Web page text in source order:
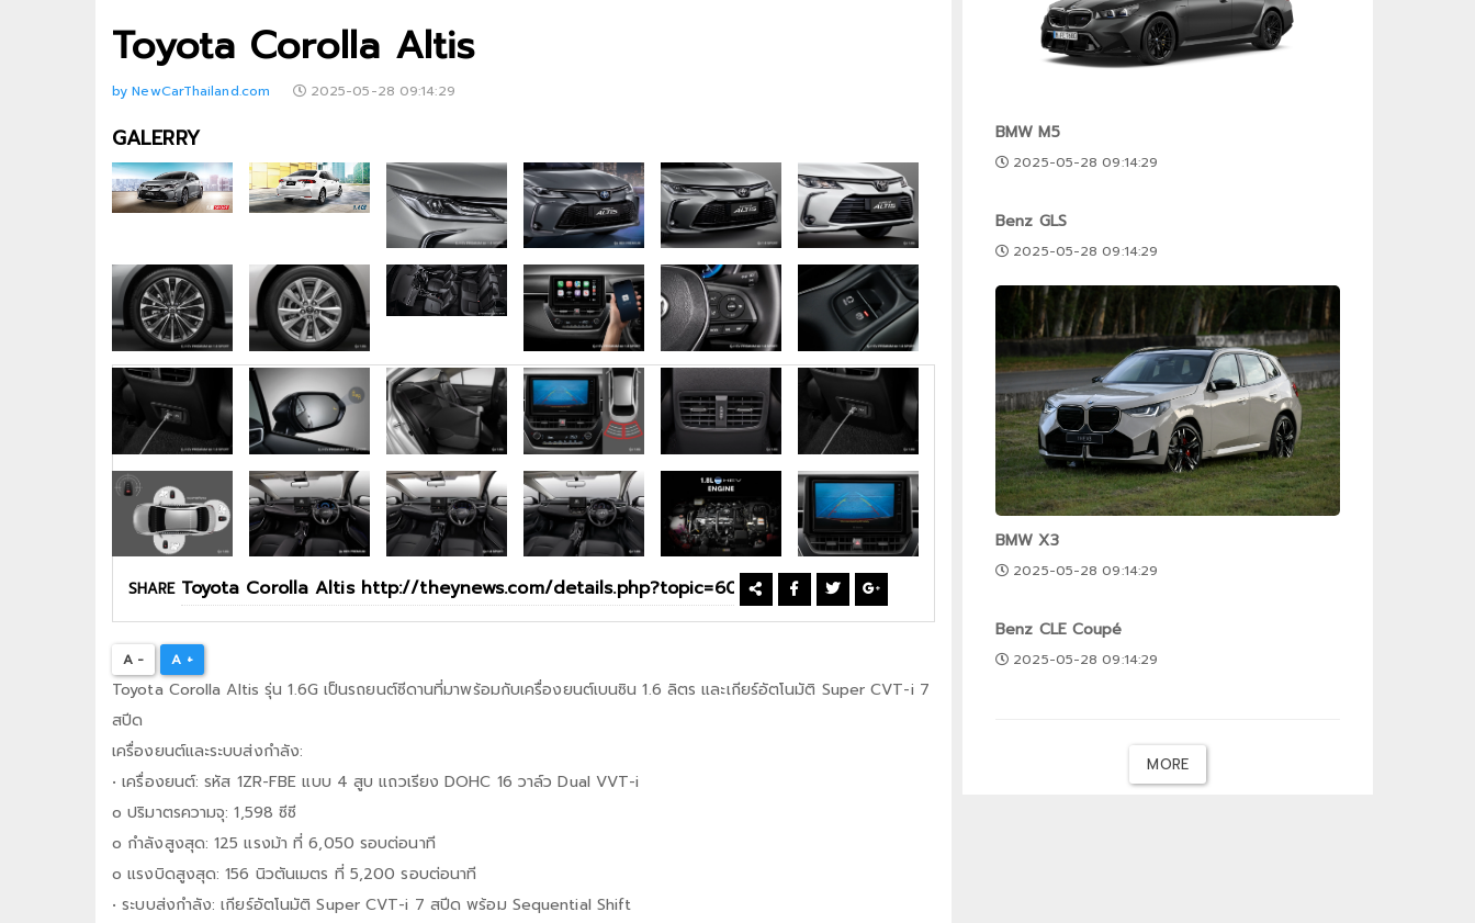
Toyota Corolla Altis
by NewCarThailand.com 2025-05-28 09:14:29
GALERRY
SHARE
A - A +
Toyota Corolla Altis รุ่น 1.6G เป็นรถยนต์ซีดานที่มาพร้อมกับเครื่องยนต์เบนซิน 1.6 ลิตร และเกียร์อัตโนมัติ Super CVT-i 7
สปีด
เครื่องยนต์และระบบส่งกำลัง:
• เครื่องยนต์: รหัส 1ZR-FBE แบบ 4 สูบ แถวเรียง DOHC 16 วาล์ว Dual VVT-i
o ปริมาตรความจุ: 1,598 ซีซี
o กำลังสูงสุด: 125 แรงม้า ที่ 6,050 รอบต่อนาที
o แรงบิดสูงสุด: 156 นิวตันเมตร ที่ 5,200 รอบต่อนาที
• ระบบส่งกำลัง: เกียร์อัตโนมัติ Super CVT-i 7 สปีด พร้อม Sequential Shift
BMW M5
2025-05-28 09:14:29
Benz GLS
2025-05-28 09:14:29
BMW X3
2025-05-28 09:14:29
Benz CLE Coupé
2025-05-28 09:14:29
MORE